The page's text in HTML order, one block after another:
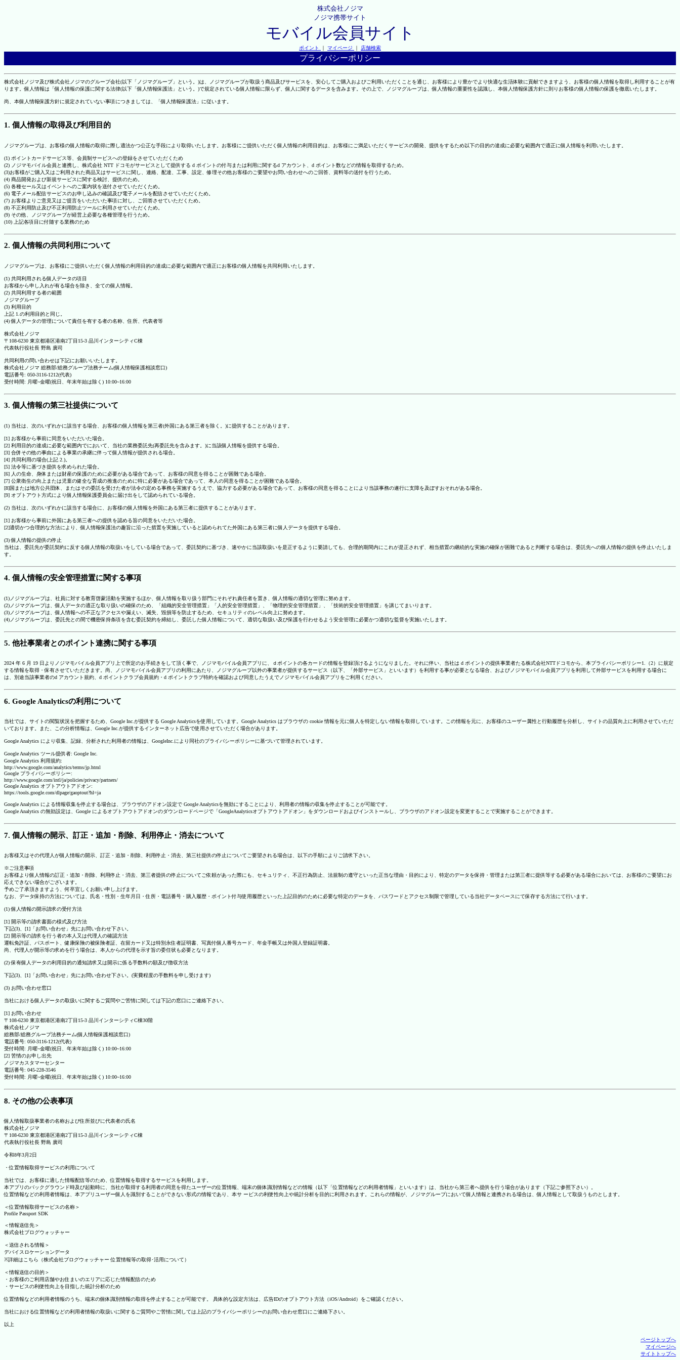
株式会社ノジマ
ノジマ携帯サイト
モバイル会員サイト
ポイント ｜ マイページ ｜ 店舗検索
プライバシーポリシー
株式会社ノジマ及び株式会社ノジマのグループ会社(以下「ノジマグループ」という。)は、ノジマグループが取扱う商品及びサービスを、安心してご購入およびご利用いただくことを通じ、お客様により豊かでより快適な生活体験に貢献できますよう、お客様の個人情報を取得し利用することが有
ります。個人情報は「個人情報の保護に関する法律(以下「個人情報保護法」という。)で規定されている個人情報に限らず、個人に関するデータを含みます。その上で、ノジマグループは、個人情報の重要性を認識し、本個人情報保護方針に則りお客様の個人情報の保護を徹底いたします。
尚、本個人情報保護方針に規定されていない事項につきましては、「個人情報保護法」に従います。
1. 個人情報の取得及び利用目的
ノジマグループは、お客様の個人情報の取得に際し適法かつ公正な手段により取得いたします。お客様にご提供いただく個人情報の利用目的は、お客様にご満足いただくサービスの開発、提供をするため以下の目的の達成に必要な範囲内で適正に個人情報を利用いたします。
(1) ポイントカードサービス等、会員制サービスへの登録をさせていただくため
(2) ノジマモバイル会員と連携し、株式会社 NTT ドコモがサービスとして提供する d ポイントの付与または利用に関するd アカウント、d ポイント数などの情報を取得するため。
(3)お客様がご購入又はご利用された商品又はサービスに関し、連絡、配達、工事、設定、修理その他お客様のご要望やお問い合わせへのご回答、資料等の送付を行うため。
(4) 商品開発および新規サービスに関する検討、提供のため。
(5) 各種セール又はイベントへのご案内状を送付させていただくため。
(6) 電子メール配信サービスのお申し込みの確認及び電子メールを配信させていただくため。
(7) お客様よりご意見又はご提言をいただいた事項に対し、ご回答させていただくため。
(8) 不正利用防止及び不正利用防止ツールに利用させていただくため。
(9) その他、ノジマグループが経営上必要な各種管理を行うため。
(10) 上記各項目に付随する業務のため
2. 個人情報の共同利用について
ノジマグループは、お客様にご提供いただく個人情報の利用目的の達成に必要な範囲内で適正にお客様の個人情報を共同利用いたします。
(1) 共同利用される個人データの項目
お客様から申し入れが有る場合を除き、全ての個人情報。
(2) 共同利用する者の範囲
ノジマグループ
(3) 利用目的
上記 1.の利用目的と同じ。
(4) 個人データの管理について責任を有する者の名称、住所、代表者等
株式会社ノジマ
〒108-6230 東京都港区港南2丁目15-3 品川インターシティC棟
代表執行役社長 野島 廣司
共同利用の問い合わせは下記にお願いいたします。
株式会社ノジマ 総務部/総務グループ法務チーム(個人情報保護相談窓口)
電話番号: 050-3116-1212(代表)
受付時間: 月曜~金曜(祝日、年末年始は除く) 10:00~16:00
3. 個人情報の第三社提供について
(1) 当社は、次のいずれかに該当する場合、お客様の個人情報を第三者(外国にある第三者を除く。)に提供することがあります。
[1] お客様から事前に同意をいただいた場合。
[2] 利用目的の達成に必要な範囲内でにおいて、当社の業務委託先(再委託先を含みます。)に当該個人情報を提供する場合。
[3] 合併その他の事由による事業の承継に伴って個人情報が提供される場合。
[4] 共同利用の場合(上記 2.)。
[5] 法令等に基づき提供を求められた場合。
[6] 人の生命、身体または財産の保護のために必要がある場合であって、お客様の同意を得ることが困難である場合。
[7] 公衆衛生の向上または児童の健全な育成の推進のために特に必要がある場合であって、本人の同意を得ることが困難である場合。
[8]国または地方公共団体、またはその委託を受けた者が法令の定める事務を実施するうえで、協力する必要がある場合であって、お客様の同意を得ることにより当該事務の遂行に支障を及ぼすおそれがある場合。
[9] オプトアウト方式により個人情報保護委員会に届け出をして認められている場合。
(2) 当社は、次のいずれかに該当する場合に、お客様の個人情報を外国にある第三者に提供することがあります。
[1] お客様から事前に外国にある第三者への提供を認める旨の同意をいただいた場合。
[2]適切かつ合理的な方法により、個人情報保護法の趣旨に沿った措置を実施していると認められてた外国にある第三者に個人データを提供する場合。
(3) 個人情報の提供の停止
当社は、委託先が委託契約に反する個人情報の取扱いをしている場合であって、委託契約に基づき、速やかに当該取扱いを是正するように要請しても、合理的期間内にこれが是正されず、相当措置の継続的な実施の確保が困難であると判断する場合は、委託先への個人情報の提供を停止いたしま
す。
4. 個人情報の安全管理措置に関する事項
(1)ノジマグループは、社員に対する教育啓蒙活動を実施するほか、個人情報を取り扱う部門にそれぞれ責任者を置き、個人情報の適切な管理に努めます。
(2)ノジマグループは、個人データの適正な取り扱いの確保のため、「組織的安全管理措置」「人的安全管理措置」、「物理的安全管理措置」、「技術的安全管理措置」を講じてまいります。
(3)ノジマグループは、個人情報への不正なアクセスや漏えい、滅失、毀損等を防止するため、セキュリティのレベル向上に努めます。
(4)ノジマグループは、委託先との間で機密保持条項を含む委託契約を締結し、委託した個人情報について、適切な取扱い及び保護を行わせるよう安全管理に必要かつ適切な監督を実施いたします。
5. 他社事業者とのポイント連携に関する事項
2024 年 6 月 19 日よりノジマモバイル会員アプリ上で所定のお手続きをして頂く事で、ノジマモバイル会員アプリに、ｄポイントの各カードの情報を登録頂けるようになりました。それに伴い、当社は d ポイントの提供事業者たる株式会社NTTドコモから、本プライバシーポリシー1.（2）に規定
する情報を取得・保有させていただきます。尚、ノジマモバイル会員アプリの利用にあたり、ノジマグループ以外の事業者が提供するサービス（以下、「外部サービス」といいます）を利用する事が必要となる場合、およびノジマモバイル会員アプリを利用して外部サービスを利用する場合に
は、別途当該事業者のd アカウント規約、d ポイントクラブ会員規約・d ポイントクラブ特約を確認および同意したうえでノジマモバイル会員アプリをご利用ください。
6. Google Analyticsの利用について
当社では、サイトの閲覧状況を把握するため、Google Inc.が提供する Google Analyticsを使用しています。Google Analytics はブラウザの cookie 情報を元に個人を特定しない情報を取得しています。この情報を元に、お客様のユーザー属性と行動履歴を分析し、サイトの品質向上に利用させていただ
いております。また、この分析情報は、Google Inc.が提供するインターネット広告で使用させていただく場合があります。
Google Analytics により収集、記録、分析された利用者の情報は、GoogleInc.により同社のプライバシーポリシーに基づいて管理されています。
Google Analytics ツール提供者: Google Inc.
Google Analytics 利用規約:
http://www.google.com/analytics/terms/jp.html
Google プライバシーポリシー:
http://www.google.com/intl/ja/policies/privacy/partners/
Google Analytics オプトアウトアドオン:
https://tools.google.com/dlpage/gaoptout?hl=ja
Google Analytics による情報収集を停止する場合は、ブラウザのアドオン設定で Google Analyticsを無効にすることにより、利用者の情報の収集を停止することが可能です。
Google Analytics の無効設定は、Google によるオプトアウトアドオンのダウンロードページで「GoogleAnalyticsオプトアウトアドオン」をダウンロードおよびインストールし、ブラウザのアドオン設定を変更することで実施することができます。
7. 個人情報の開示、訂正・追加・削除、利用停止・消去について
お客様又はその代理人が個人情報の開示、訂正・追加・削除、利用停止・消去、第三社提供の停止についてご要望される場合は、以下の手順によりご請求下さい。
※ご注意事項
お客様より個人情報の訂正・追加・削除、利用停止・消去、第三者提供の停止についてご依頼があった際にも、セキュリティ、不正行為防止、法規制の遵守といった正当な理由・目的により、特定のデータを保持・管理または第三者に提供等する必要がある場合においては、お客様のご要望にお
応えできない場合がございます。
予めご了承頂きますよう、何卒宜しくお願い申し上げます。
なお、データ保持の方法については、氏名・性別・生年月日・住所・電話番号・購入履歴・ポイント付与使用履歴といった上記目的のために必要な特定のデータを、パスワードとアクセス制限で管理している当社データベースにて保存する方法にて行います。
(1) 個人情報の開示請求の受付方法
[1] 開示等の請求書面の様式及び方法
下記(3)、[1]「お問い合わせ」先にお問い合わせ下さい。
[2] 開示等の請求を行う者の本人又は代理人の確認方法
運転免許証、パスポート、健康保険の被保険者証、在留カード又は特別永住者証明書、写真付個人番号カード、年金手帳又は外国人登録証明書。
尚、代理人が開示等の求めを行う場合は、本人からの代理を示す旨の委任状も必要となります。
(2) 保有個人データの利用目的の通知請求又は開示に係る手数料の額及び徴収方法
下記(3)、[1]「お問い合わせ」先にお問い合わせ下さい。(実費程度の手数料を申し受けます)
(3) お問い合わせ窓口
当社における個人データの取扱いに関するご質問やご苦情に関しては下記の窓口にご連絡下さい。
[1] お問い合わせ
〒108-6230 東京都港区港南2丁目15-3 品川インターシティC棟30階
株式会社ノジマ
総務部/総務グループ法務チーム(個人情報保護相談窓口)
電話番号: 050-3116-1212(代表)
受付時間: 月曜~金曜(祝日、年末年始は除く) 10:00~16:00
[2] 苦情のお申し出先
ノジマカスタマーセンター
電話番号: 045-228-3546
受付時間: 月曜~金曜(祝日、年末年始は除く) 10:00~16:00
8. その他の公表事項
個人情報取扱事業者の名称および住所並びに代表者の氏名
株式会社ノジマ
〒108-6230 東京都港区港南2丁目15-3 品川インターシティC棟
代表執行役社長 野島 廣司
令和8年3月2日
・位置情報取得サービスの利用について
当社では、お客様に適した情報配信等のため、位置情報を取得するサービスを利用します。
本アプリのバックグラウンド時及び起動時に、当社が取得する利用者の同意を得たユーザーの位置情報、端末の個体識別情報などの情報（以下「位置情報などの利用者情報」といいます）は、当社から第三者へ提供を行う場合があります（下記ご参照下さい）。
位置情報などの利用者情報は、本アプリユーザー個人を識別することができない形式の情報であり、本サ ービスの利便性向上や統計分析を目的に利用されます。これらの情報が、ノジマグループにおいて個人情報と連携される場合は、個人情報として取扱うものとします。
＜位置情報取得サービスの名称＞
Profile Passport SDK
＜情報送信先＞
株式会社ブログウォッチャー
＜送信される情報＞
デバイスロケーションデータ
※詳細はこちら（株式会社ブログウォッチャー 位置情報等の取得･活用について）
＜情報送信の目的＞
・お客様のご利用店舗やお住まいのエリアに応じた情報配信のため
・サービスの利便性向上を目指した統計分析のため
位置情報などの利用者情報のうち、端末の個体識別情報の取得を停止することが可能です。 具体的な設定方法は、広告IDのオプトアウト方法（iOS/Android）をご確認ください。
当社における位置情報などの利用者情報の取扱いに関するご質問やご苦情に関しては上記のプライバシーポリシーのお問い合わせ窓口にご連絡下さい。
以上
ページトップへ
マイページへ
サイトトップへ